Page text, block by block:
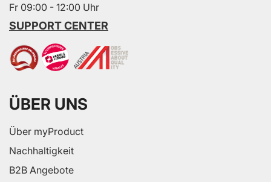
Fr 09:00 - 12:00 Uhr
SUPPORT CENTER
ÜBER UNS
Über myProduct
Nachhaltigkeit
B2B Angebote